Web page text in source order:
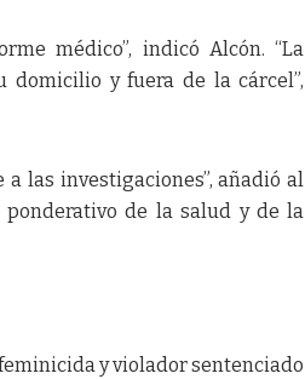
médico”, indicó Alcón. “La
domicilio y fuera de la cárcel”,
las investigaciones”, añadió al
de la salud y de la
y violador sentenciado